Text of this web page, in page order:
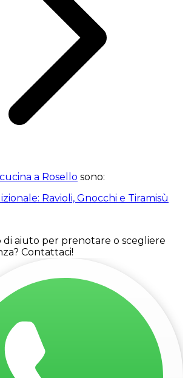
a Rosello sono:
Ravioli, Gnocchi e Tiramisù
di aiuto per prenotare o scegliere
Contattaci!